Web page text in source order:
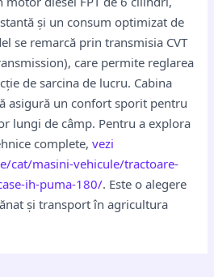
și un consum optimizat de
se remarcă prin transmisia CVT
care permite reglarea
de sarcina de lucru. Cabina
asigură un confort sporit pentru
lungi de câmp. Pentru a explora
complete,vezi
cat/masini-vehicule/tractoare-
ih-puma-180/. Este o alegere
și transport în agricultura